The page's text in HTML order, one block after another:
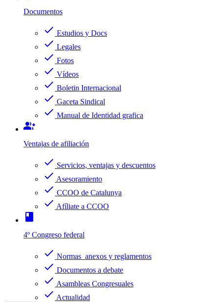
Documentos
check Estudios y Docs
check Legales
check Fotos
check Vídeos
check Boletin Internacional
check Gaceta Sindical
check Manual de Identidad grafica
group_add
Ventajas de afiliación
check Servicios, ventajas y descuentos
check Asesoramiento
check CCOO de Catalunya
check Afíliate a CCOO
book
4º Congreso federal
check Normas anexos y reglamentos
check Documentos a debate
check Asambleas Congresuales
check Actualidad